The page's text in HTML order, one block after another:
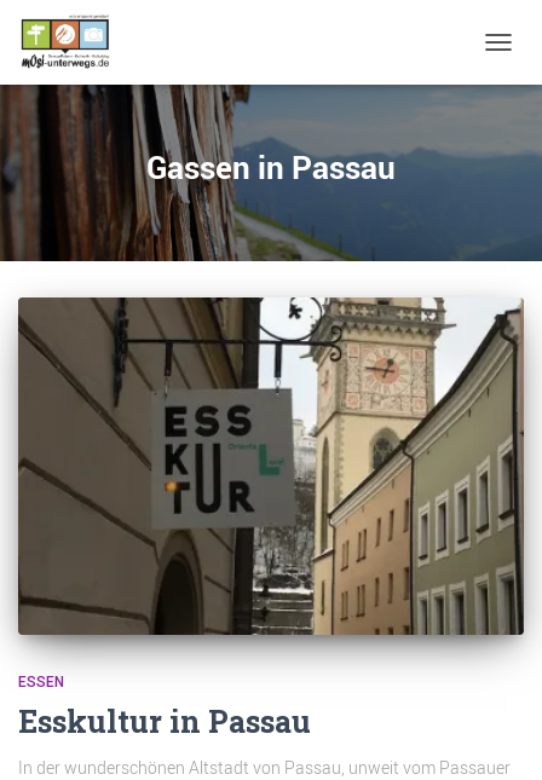
Gassen in Passau
ESSEN
Esskultur in Passau
In der wunderschönen Altstadt von Passau, unweit vom Passauer